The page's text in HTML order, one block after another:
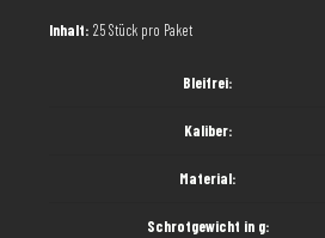
Inhalt: 25 Stück pro Paket
Bleifrei:
Kaliber:
Material:
Schrotgewicht in g: